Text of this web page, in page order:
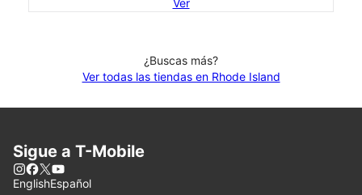
Ver
¿Buscas más?
Ver todas las tiendas en Rhode Island